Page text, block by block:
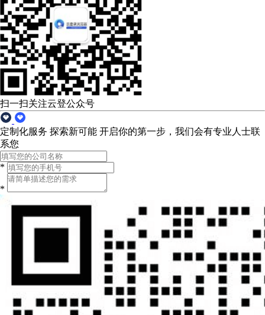
扫一扫关注云登公众号
定制化服务 探索新可能 开启你的第一步，我们会有专业人士联
系您
*
*